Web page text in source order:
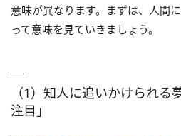
意味が異なります。まずは、人間
って意味を見ていきましょう。
（1）知人に追いかけられる
注目」